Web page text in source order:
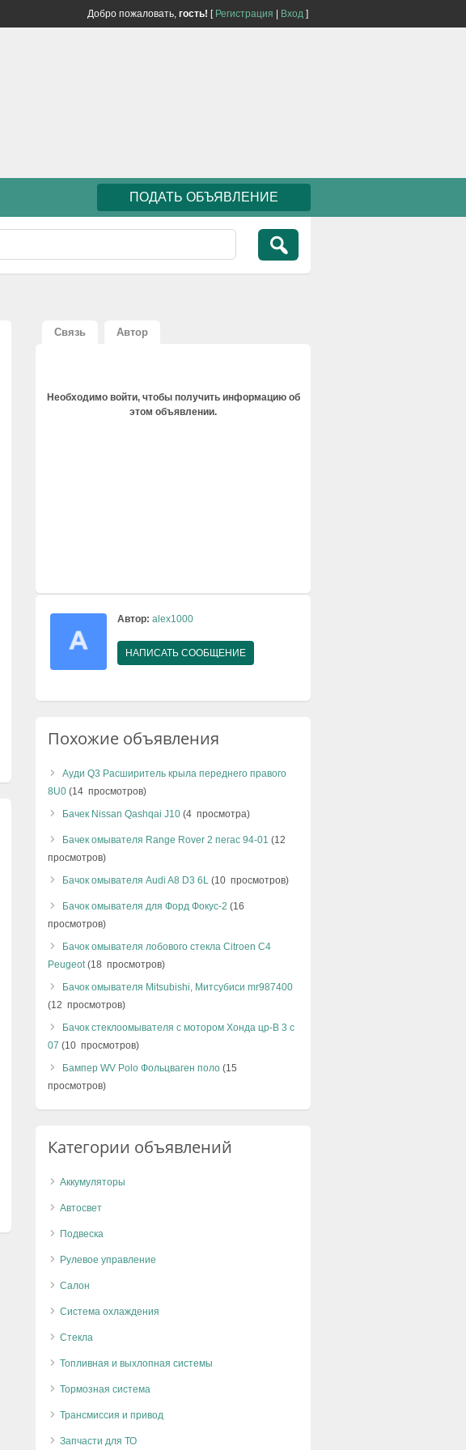
Добро пожаловать, гость! [ Регистрация Вход ]
ПОДАТЬ ОБЪЯВЛЕНИЕ
Связь Автор
Необходимо войти, чтобы получить информацию об
этом объявлении.
Автор: alex1000
НАПИСАТЬ СООБЩЕНИЕ
Похожие объявления
Ауди Q3 Расширитель крыла переднего правого
8U0 (14 просмотров)
Бачек Nissan Qashqai J10 (4 просмотра)
Бачек омывателя Range Rover 2 пегас 94-01 (12
просмотров)
Бачок омывателя Audi A8 D3 6L (10 просмотров)
Бачок омывателя для Форд Фокус-2 (16
просмотров)
Бачок омывателя лобового стекла Citroen C4
Peugeot(18 просмотров)
Бачок омывателя Mitsubishi, Митсубиси mr987400
(12 просмотров)
Бачок стеклоомывателя с мотором Хонда цр-В 3 с
07 (10 просмотров)
Бампер WV Polo Фольцваген поло (15
просмотров)
Категории объявлений
Аккумуляторы
Автосвет
Подвеска
Рулевое управление
Салон
Система охлаждения
Стекла
Топливная и выхлопная системы
Тормозная система
Трансмиссия и привод
Запчасти для ТО